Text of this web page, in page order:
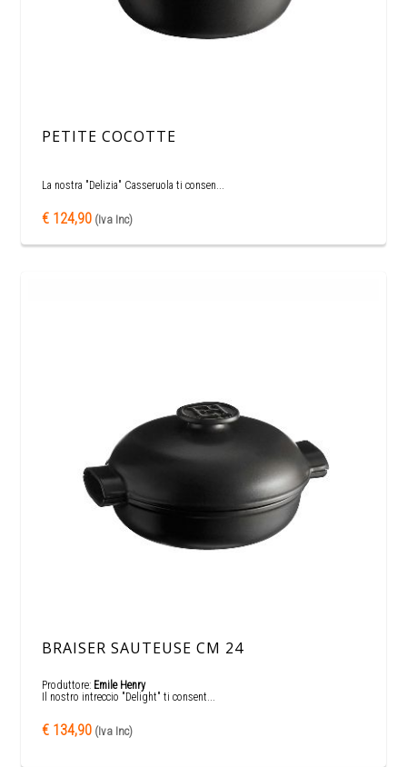
PETITE COCOTTE
La nostra "Delizia" Casseruola ti consen...
€ 124,90 (Iva Inc)
BRAISER SAUTEUSE CM 24
Produttore: Emile Henry
Il nostro intreccio "Delight" ti consent...
€ 134,90 (Iva Inc)